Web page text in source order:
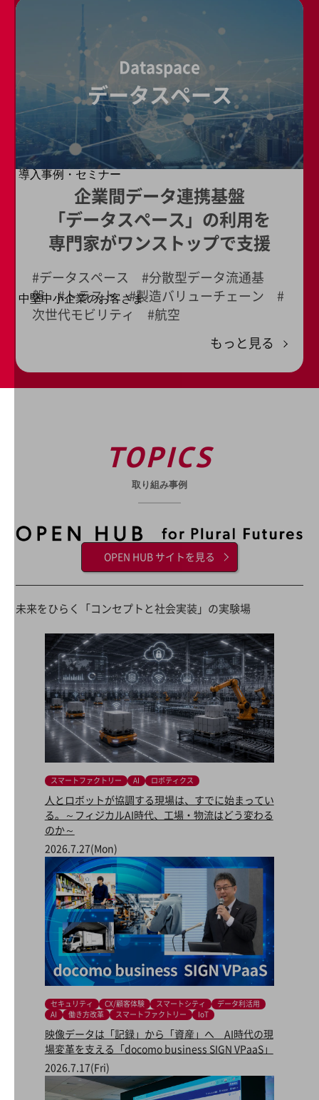
セキュリティ
運用保守・故障紛失サポート
お手続き
別ウィンドウで開きます
サービスをご利用中のお客さま
導入事例・セミナー
導入事例TOP
最新の導入事例や注目の導入事例をご紹介します
開催・出展する各種セミナー、イベント情報をご紹介します
別ウィンドウで開きます
中堅中小企業のお客さま
NTTドコモビジネスウォッチ
解決するヒントをお届けする記事サイト
サービス・ソリューション
課題やニーズに合ったサービスをご紹介し、
中堅中小企業のビジネスをサポート！
モバイル・音声
バックオフィス
セキュリティ
その他のお悩みはこちら
業界から見つける
業界から見つけるTOP
小売・卸売業
地域産業
その他の業界はこちら
ゲーム感覚で見つける
ビジネスお悩み診断
NTTドコモビジネス
オンラインショップ
モバイル・ICTサービスをオンラインで
相談・申し込みができるバーチャルショップ
法人向けモバイルトップ
サービス・商品を探す
新規会員登録/ログインはこちら
100回線以上のお問い合わせ・お見積りはこちら
Dataspace
データスペース
企業間データ連携基盤
「データスペース」の利用を
専門家がワンストップで支援
#データスペース #分散型データ流通基
盤 #トラスト #製造バリューチェーン #
次世代モビリティ #航空
もっと見る
TOPICS
取り組み事例
OPEN HUB サイトを見る
未来をひらく「コンセプトと社会実装」の実験場
スマートファクトリー AI ロボティクス
人とロボットが協調する現場は、すでに始まってい
る。～フィジカルAI時代、工場・物流はどう変わる
のか～
2026.7.27(Mon)
セキュリティ CX/顧客体験 スマートシティ
データ利活用
AI
働き方改革 スマートファクトリー IoT
映像データは「記録」から「資産」へ AI時代の現
場変革を支える「docomo business SIGN VPaaS」
2026.7.17(Fri)